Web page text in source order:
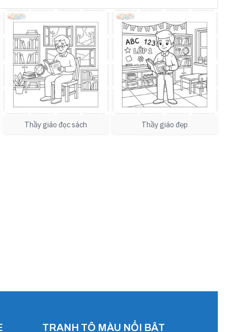
Thầy giáo đọc sách Thầy giáo đẹp
TRANH TÔ MÀU NỔI BẬT